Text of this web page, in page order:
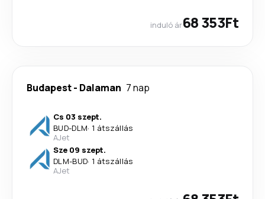
induló ár68 353Ft
Budapest- Dalaman 7 nap
Cs 03 szept.
BUD-DLM· 1 átszállás
AJet
Sze 09 szept.
DLM-BUD· 1 átszállás
AJet